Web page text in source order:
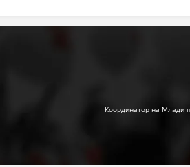
Координатор на Млади